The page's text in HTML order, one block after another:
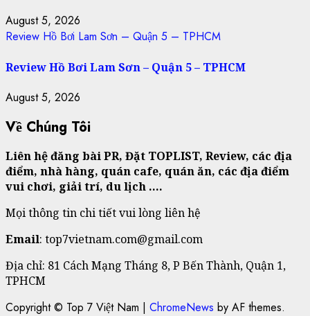
August 5, 2026
Review Hồ Bơi Lam Sơn – Quận 5 – TPHCM
Review Hồ Bơi Lam Sơn – Quận 5 – TPHCM
August 5, 2026
Về Chúng Tôi
Liên hệ đăng bài PR, Đặt TOPLIST, Review, các địa
điểm, nhà hàng, quán cafe, quán ăn, các địa điểm
vui chơi, giải trí, du lịch ….
Mọi thông tin chi tiết vui lòng liên hệ
Email: top7vietnam.com@gmail.com
Địa chỉ: 81 Cách Mạng Tháng 8, P Bến Thành, Quận 1,
TPHCM
Copyright © Top 7 Việt Nam | ChromeNews by AF themes.